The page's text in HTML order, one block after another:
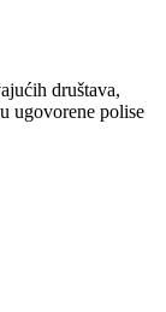
društava,
ugovorene polise